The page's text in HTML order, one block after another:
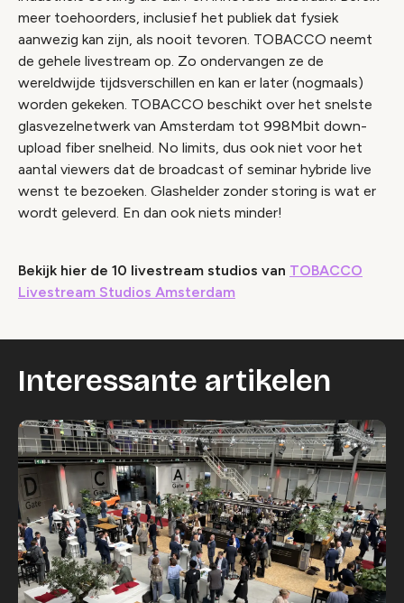
meer toehoorders, inclusief het publiek dat fysiek
aanwezig kan zijn, als nooit tevoren. TOBACCO neemt
de gehele livestream op. Zo ondervangen ze de
wereldwijde tijdsverschillen en kan er later (nogmaals)
worden gekeken. TOBACCO beschikt over het snelste
glasvezelnetwerk van Amsterdam tot 998Mbit down-
upload fiber snelheid. No limits, dus ook niet voor het
aantal viewers dat de broadcast of seminar hybride live
wenst te bezoeken. Glashelder zonder storing is wat er
wordt geleverd. En dan ook niets minder!
Bekijk hier de 10 livestream studios van TOBACCO
Livestream Studios Amsterdam
Interessante artikelen